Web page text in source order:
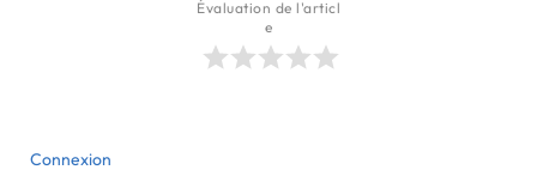
Évaluation de l'articl
e
Connexion